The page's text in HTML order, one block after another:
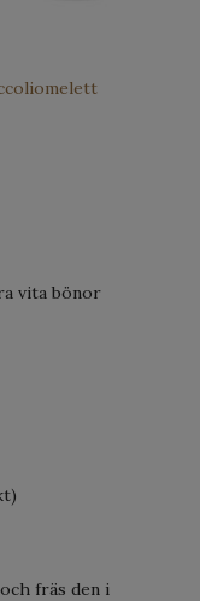
vita bönor
fräs den i